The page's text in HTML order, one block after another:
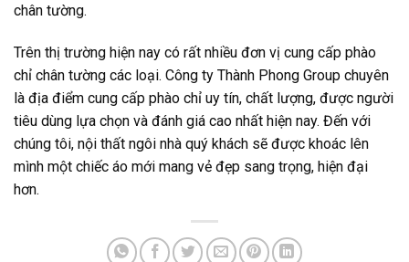
chân tường.
Trên thị trường hiện nay có rất nhiều đơn vị cung cấp phào
chỉ chân tường các loại. Công ty Thành Phong Group chuyên
là địa điểm cung cấp phào chỉ uy tín, chất lượng, được người
tiêu dùng lựa chọn và đánh giá cao nhất hiện nay. Đến với
chúng tôi, nội thất ngôi nhà quý khách sẽ được khoác lên
mình một chiếc áo mới mang vẻ đẹp sang trọng, hiện đại
hơn.